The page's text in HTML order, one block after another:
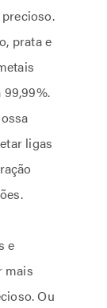
prata e
ligas
e
mais
Ou